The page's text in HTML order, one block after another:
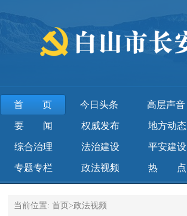
首页 今日头条 高层声音
要闻 权威发布 地方动态
综合治理 法治建设 平安建设
专题专栏 政法视频 热点
当前位置:首页>政法视频